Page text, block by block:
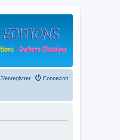
Connexion
S’enregistrer